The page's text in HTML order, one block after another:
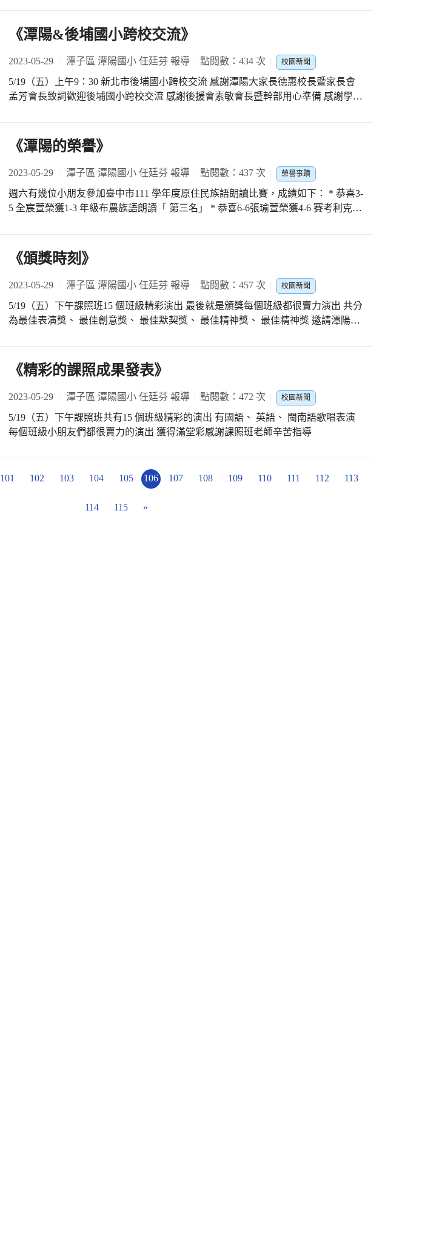
每一位小朋友都有上臺表演 感謝最辛苦的學科文英老師暨術科竺吟老師用心指導小
朋友們上下臺禮節 感謝辛苦的註冊翠蘭組長的溝通與協調 309班家長很團結幾乎攜
家帶眷來觀賞 今晚的演出很成功獲得滿堂彩喔！
《潭陽&後埔國小跨校交流》
2023-05-29 潭子區 潭陽國小 任廷芬 報導 點閱數：434 次 校園新聞
5/19（五）上午9：30 新北市後埔國小跨校交流 感謝潭陽大家長德惠校長暨家長會
孟芳會長致詞歡迎後埔國小跨校交流 感謝後援會素敏會長暨幹部用心準備 感謝學、
《潭陽的榮譽》
2023-05-29 潭子區 潭陽國小 任廷芬 報導 點閱數：437 次 榮譽事蹟
週六有幾位小朋友參加臺中市111 學年度原住民族語朗讀比賽，成績如下： * 恭喜3-
5 全宸萱榮獲1-3 年級布農族語朗讀「 第三名」 * 恭喜6-6張瑜萱榮獲4-6 賽考利克泰
《頒獎時刻》
2023-05-29 潭子區 潭陽國小 任廷芬 報導 點閱數：457 次 校園新聞
5/19（五）下午課照班15 個班級精彩演出 最後就是頒獎每個班級都很賣力演出 共分
為最佳表演獎、 最佳創意獎、 最佳默契獎、 最佳精神獎、 最佳精神獎 邀請潭陽大
《精彩的課照成果發表》
2023-05-29 潭子區 潭陽國小 任廷芬 報導 點閱數：472 次 校園新聞
5/19（五）下午課照班共有15 個班級精彩的演出 有國語、 英語、 閩南語歌唱表演
每個班級小朋友們都很賣力的演出 獲得滿堂彩感謝課照班老師辛苦指導
101 102 103 104 105 106 107 108 109 110 111 112 113
114 115 »